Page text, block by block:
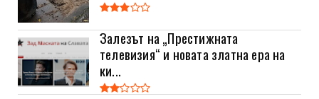
Залезът на „Престижната
телевизия“ и новата златна ера на
ки...